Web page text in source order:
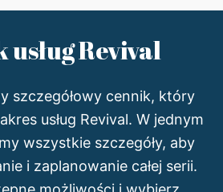
usług Revival
szczegółowy cennik, który
usług Revival. W jednym
wszystkie szczegóły, aby
i zaplanowanie całej serii.